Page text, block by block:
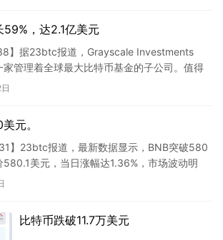
，达2.1亿美元
】据23btc报道，Grayscale Investments
家管理着全球最大比特币基金的子公司。值得
…
元。
】23btc报道，最新数据显示，BNB突破580
580.1美元，当日涨幅达1.36%，市场波动明
于这个新闻，…
比特币跌破11.7万美元